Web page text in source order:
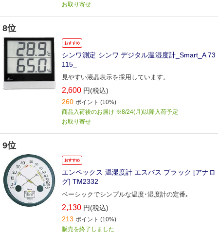
お取り寄せ
8位
おすすめ
シンワ測定 シンワ デジタル温湿度計_Smart_A 73
115_
見やすい液晶表示を採用しています。
2,600 円(税込)
260 ポイント (10%)
商品入荷後のお届け ※8/24(月)以降入荷予定
お取り寄せ
9位
おすすめ
エンペックス 温湿度計 エスパス ブラック [アナロ
グ] TM2332
ベーシックでシンプルな温度･湿度計の定番｡
2,130 円(税込)
213 ポイント (10%)
販売を終了しました